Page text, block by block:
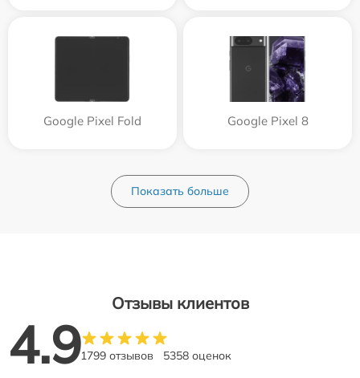
Google Pixel Fold Google Pixel 8
Показать больше
Отзывы клиентов
4.91799 отзывов 5358 оценок